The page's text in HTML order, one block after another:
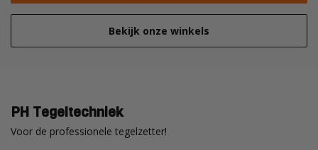
Bekijk onze winkels
PH Tegeltechniek
Voor de professionele tegelzetter!